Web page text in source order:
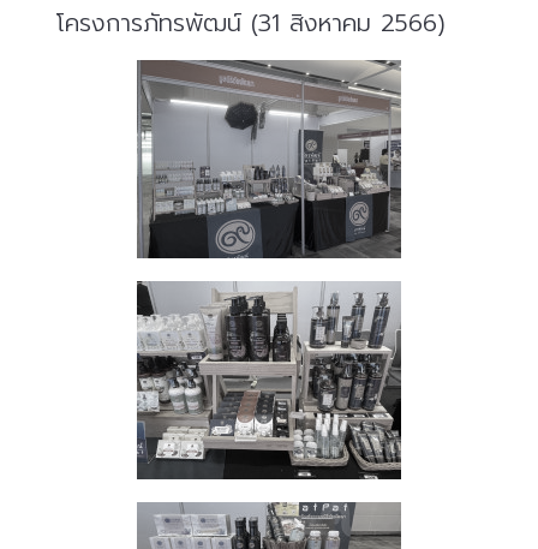
โครงการภัทรพัฒน์ (31 สิงหาคม 2566)